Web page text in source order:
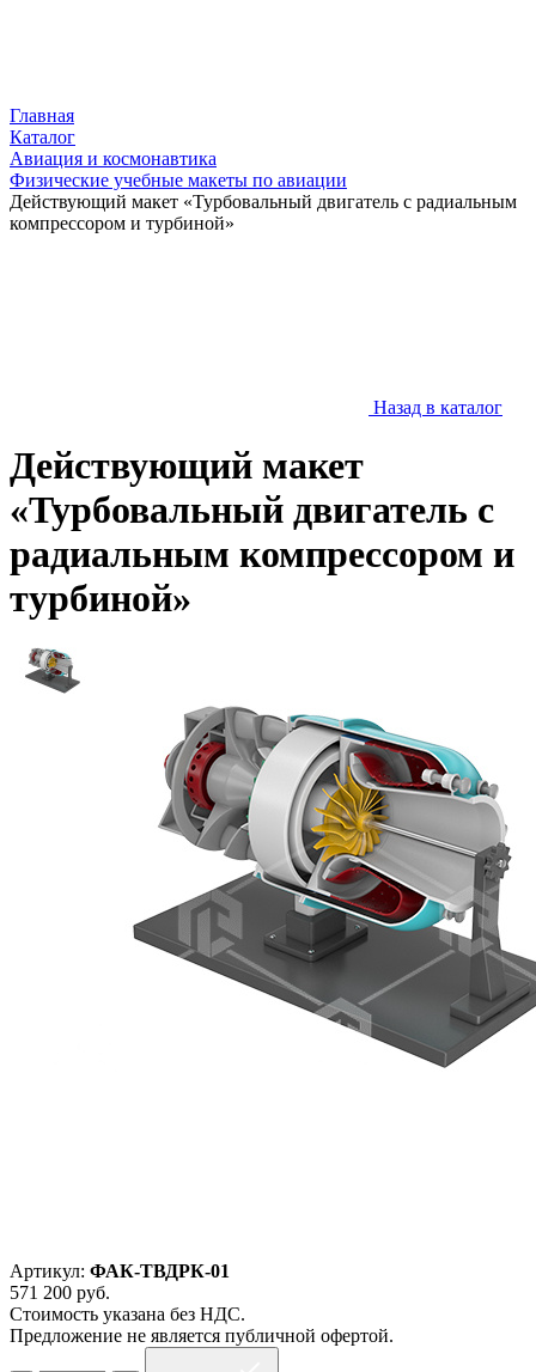
Главная
Каталог
Авиация и космонавтика
Физические учебные макеты по авиации
Действующий макет «Турбовальный двигатель с радиальным
компрессором и турбиной»
Назад в каталог
Действующий макет
«Турбовальный двигатель с
радиальным компрессором и
турбиной»
Артикул: ФАК-ТВДРК-01
571 200 руб.
Стоимость указана без НДС.
Предложение не является публичной офертой.